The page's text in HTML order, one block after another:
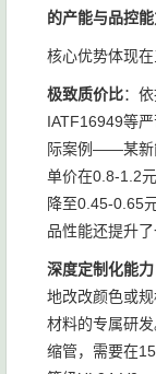
的产能与品控
核心优势体现在
极致质价比：
IATF16949等
际案例——某新
单价在0.8-1.2
降至0.45-0.65
品性能还提升了
深度定制化能力
地改改颜色或
材料的专属研
缩管，需要在